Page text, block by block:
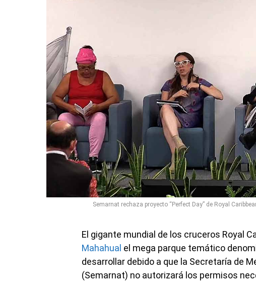
Semarnat rechaza proyecto “Perfect Day” de Royal
El gigante mundial de los cruceros Royal
Mahahual el mega parque temático
desarrollar debido a que la Secretaría de
(Semarnat) no autorizará los permisos